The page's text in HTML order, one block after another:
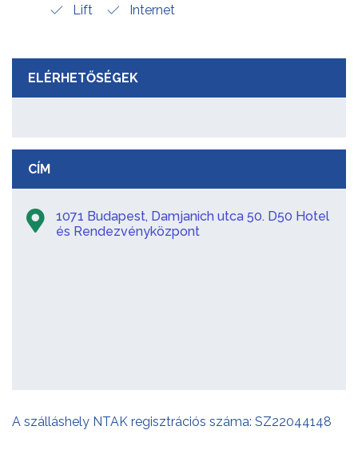
Lift Internet
ELÉRHETŐSÉGEK
CÍM
1071 Budapest, Damjanich utca 50. D50 Hotel
és Rendezvényközpont
A szálláshely NTAK regisztrációs száma: SZ22044148